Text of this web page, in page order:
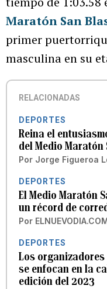
Maratón San
primer
masculina en su
RELACIONADAS
DEPORTES
Reina el
del Medio Maratón
Por Jorge Figueroa
DEPORTES
El Medio Maratón
un récord de
Por
DEPORTES
Los organizadores
se enfocan en la
edición del 2023